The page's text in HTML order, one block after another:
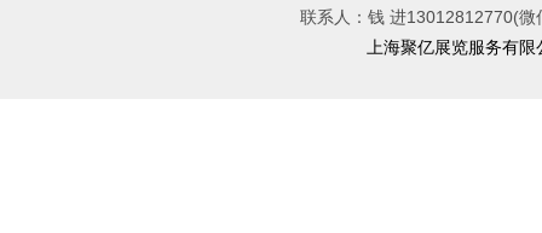
联系人：钱 进13012812770(
上海聚亿展览服务有限